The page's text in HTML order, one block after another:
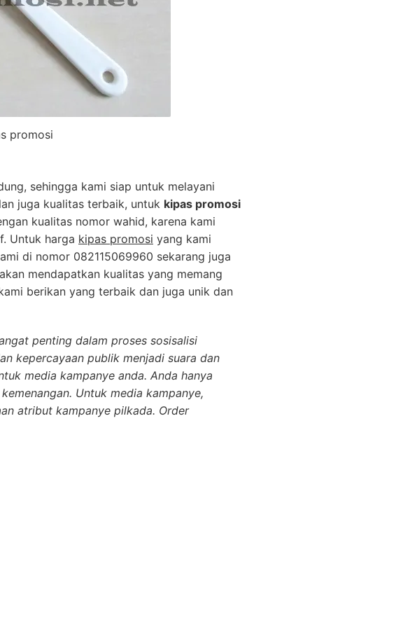
promosi
sehingga kami siap untuk melayani
juga kualitas terbaik, untuk kipas promosi
kualitas nomor wahid, karena kami
Untuk harga kipas promosi yang kami
di nomor 082115069960 sekarang juga
mendapatkan kualitas yang memang
berikan yang terbaik dan juga unik dan
penting dalam proses sosisalisi
kepercayaan publik menjadi suara dan
media kampanye anda. Anda hanya
Untuk media kampanye,
atribut kampanye pilkada. Order